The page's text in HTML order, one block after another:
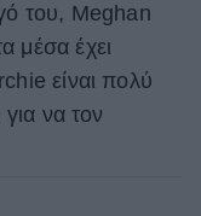
του, Meghan
μέσα έχει
είναι πολύ
να τον